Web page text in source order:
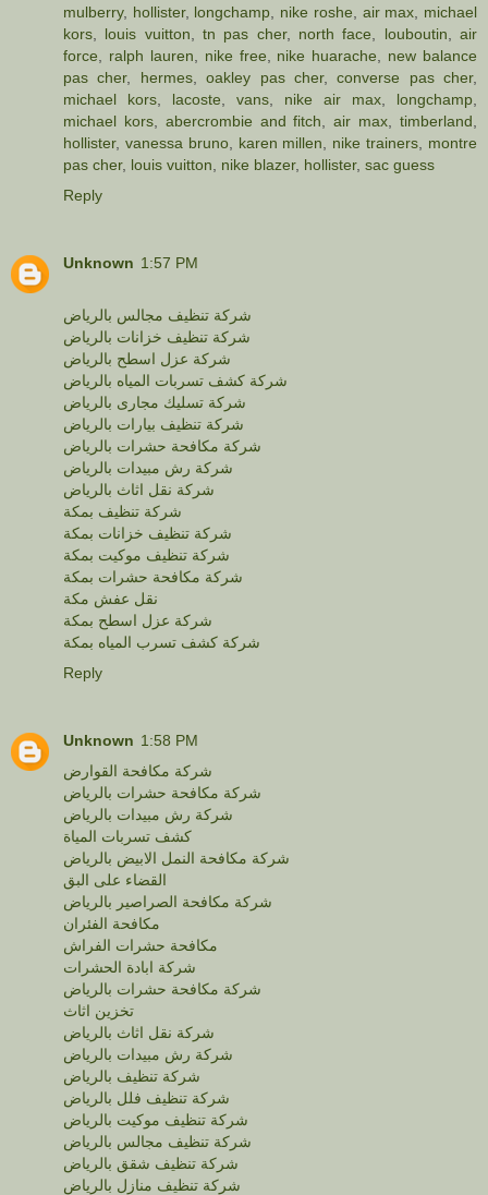
mulberry, hollister, longchamp nike roshe air max
michael
kors
louis vuitton ,tn pas cher, north face louboutin ,air
force
ralph lauren nike free nike huarache
new balance
pas cher, hermes,oakley pas cher,converse pas cher,
michael kors
lacoste vans nike air max longchamp
michael kors, abercrombie and fitch ,air max ,timberland
hollister, vanessa bruno, karen millen nike trainers
montre
pas cher, louis vuitton nike blazer, hollister, sac guess
Reply
Unknown 1:57 PM
شركة تنظيف مجالس بالرياض
شركة تنظيف خزانات بالرياض
شركة عزل اسطح بالرياض
شركة كشف تسربات المياه بالرياض
شركة تسليك مجارى بالرياض
شركة تنظيف بيارات بالرياض
شركة مكافحة حشرات بالرياض
شركة رش مبيدات بالرياض
شركة نقل اثاث بالرياض
شركة تنظيف بمكة
شركة تنظيف خزانات بمكة
شركة تنظيف موكيت بمكة
شركة مكافحة حشرات بمكة
نقل عفش مكة
شركة عزل اسطح بمكة
شركة كشف تسرب المياه بمكة
Reply
Unknown 1:58 PM
شركة مكافحة القوارض
شركة مكافحة حشرات بالرياض
شركة رش مبيدات بالرياض
كشف تسربات المياة
شركة مكافحة النمل الابيض بالرياض
القضاء على البق
شركة مكافحة الصراصير بالرياض
مكافحة الفئران
مكافحة حشرات الفراش
شركة ابادة الحشرات
شركة مكافحة حشرات بالرياض
تخزين اثاث
شركة نقل اثاث بالرياض
شركة رش مبيدات بالرياض
شركة تنظيف بالرياض
شركة تنظيف فلل بالرياض
شركة تنظيف موكيت بالرياض
شركة تنظيف مجالس بالرياض
شركة تنظيف شقق بالرياض
شركة تنظيف منازل بالرياض